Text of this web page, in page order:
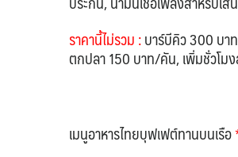
ราคานี้ไม่รวม :บาร์บีคิว 300 บา
ตกปลา 150 บาท/คัน, เพิ่มชั่วโม
เมนูอาหารไทยบุฟเฟต์ทานบนเรือ